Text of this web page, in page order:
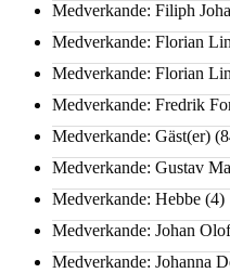
Medverkande: Filiph
Medverkande: Florian
Medverkande: Florian
Medverkande: Fredrik
Medverkande: Gäst(er)
Medverkande: Gustav
Medverkande: Hebbe (4)
Medverkande: Johan
Medverkande: Johanna